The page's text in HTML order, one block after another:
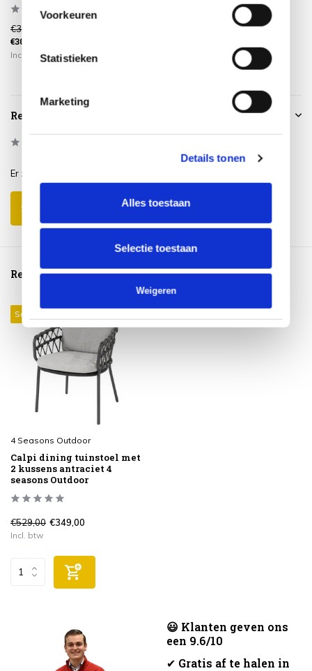
Voorkeuren
Statistieken
Marketing
Details tonen
Alles toestaan
Selectie toestaan
Weigeren
€359,00
€309,00
Incl. btw
€919,00
Incl. btw
Reviews
Er zijn nog geen reviews geschreven over dit product..
Schrijf je eigen review
Reeds bekeken
Sale 34%
4 Seasons Outdoor
Calpi dining tuinstoel met
2 kussens antraciet 4
seasons Outdoor
€529,00 €349,00
Incl. btw
😃 Klanten geven ons
een 9.6/10
✔ Gratis af te halen in